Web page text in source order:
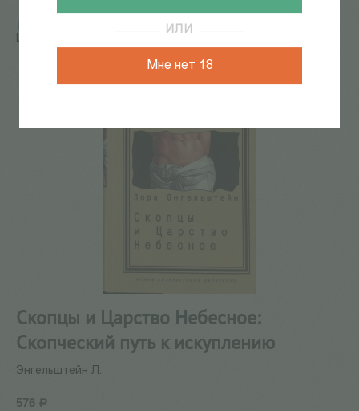
ИЛИ
Мне нет 18
/ религиоведение
Царство Небесное: Скопческий путь к искуплению
Скопцы и Царство Небесное:
Скопческий путь к искуплению
Энгельштейн Л.
576 Р